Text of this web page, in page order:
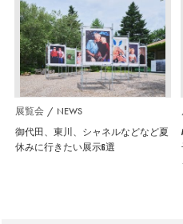
展覧会 NEWS
御代田、東川、シャネルなどなど夏
休みに行きたい展示6選